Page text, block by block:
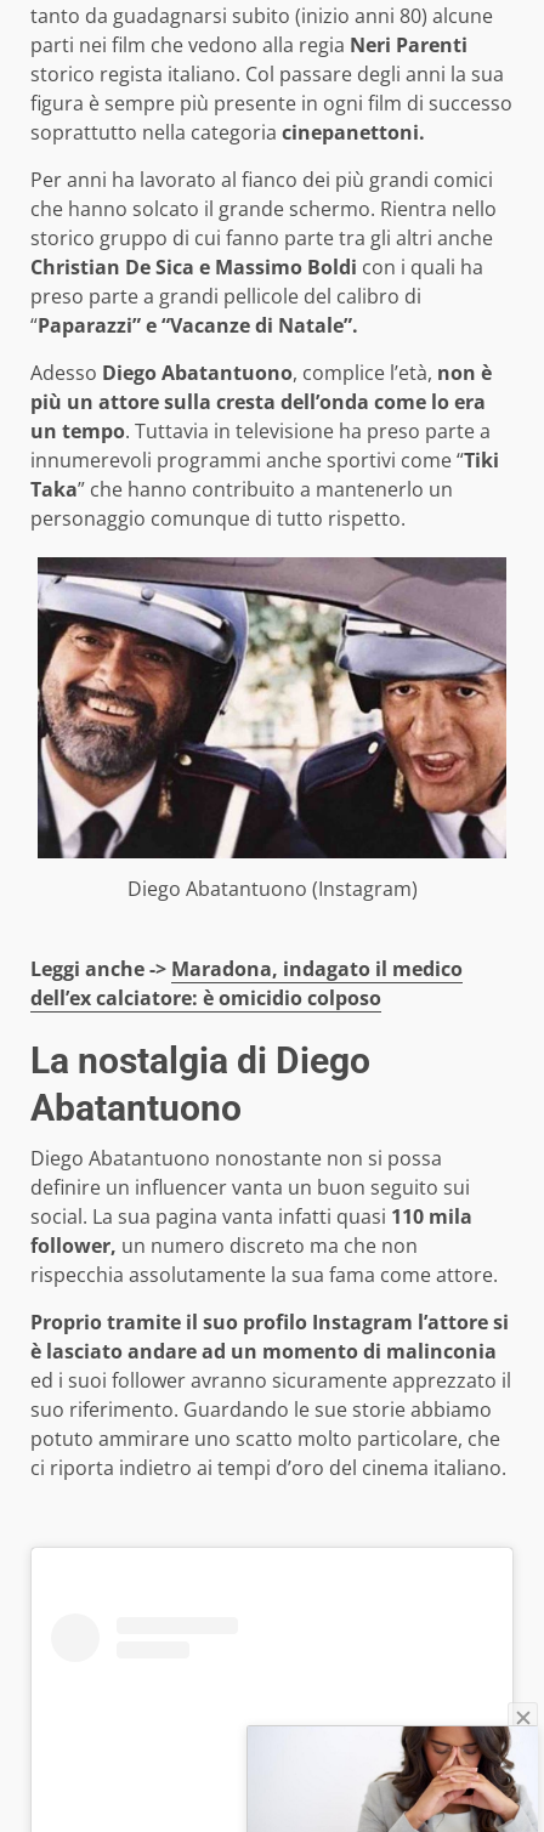
tanto da guadagnarsi subito (inizio anni 80) alcune
parti nei film che vedono alla regia Neri Parenti
storico regista italiano. Col passare degli anni la sua
figura è sempre più presente in ogni film di successo
soprattutto nella categoria cinepanettoni.
Per anni ha lavorato al fianco dei più grandi comici
che hanno solcato il grande schermo. Rientra nello
storico gruppo di cui fanno parte tra gli altri anche
Christian De Sica e Massimo Boldi con i quali ha
preso parte a grandi pellicole del calibro di
“Paparazzi” e “Vacanze di Natale”.
Adesso Diego Abatantuono, complice l’età, non è
più un attore sulla cresta dell’onda come lo era
un tempo. Tuttavia in televisione ha preso parte a
innumerevoli programmi anche sportivi come “Tiki
Taka” che hanno contribuito a mantenerlo un
personaggio comunque di tutto rispetto.
Diego Abatantuono (Instagram)
Leggi anche -> Maradona, indagato il medico
dell’ex calciatore: è omicidio colposo
La nostalgia di Diego
Abatantuono
Diego Abatantuono nonostante non si possa
definire un influencer vanta un buon seguito sui
social. La sua pagina vanta infatti quasi 110 mila
follower, un numero discreto ma che non
rispecchia assolutamente la sua fama come attore.
Proprio tramite il suo profilo Instagram l’attore si
è lasciato andare ad un momento di malinconia
ed i suoi follower avranno sicuramente apprezzato il
suo riferimento. Guardando le sue storie abbiamo
potuto ammirare uno scatto molto particolare, che
ci riporta indietro ai tempi d’oro del cinema italiano.